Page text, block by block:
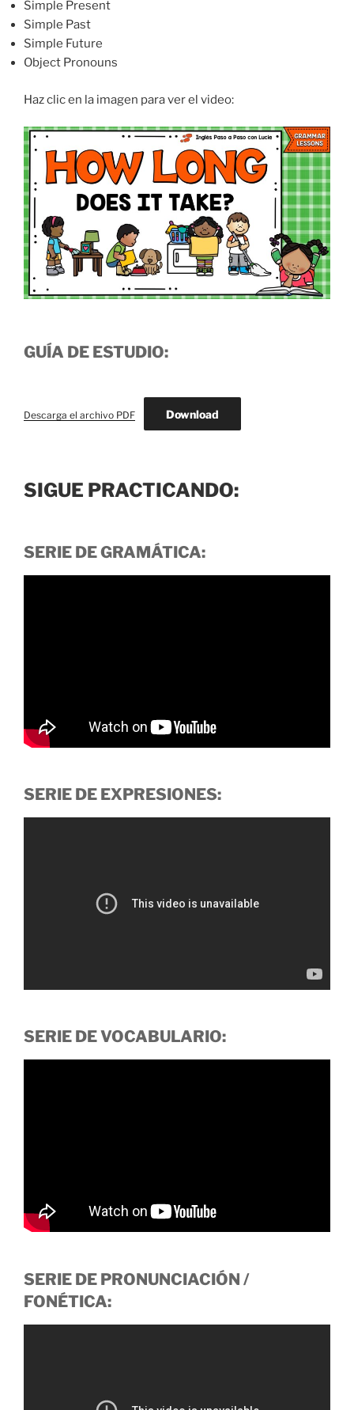
Simple Present
Simple Past
Simple Future
Object Pronouns
Haz clic en la imagen para ver el video:
GUÍA DE ESTUDIO:
Descarga el archivo PDF Download
SIGUE PRACTICANDO:
SERIE DE GRAMÁTICA:
SERIE DE EXPRESIONES:
SERIE DE VOCABULARIO:
SERIE DE PRONUNCIACIÓN /
FONÉTICA: